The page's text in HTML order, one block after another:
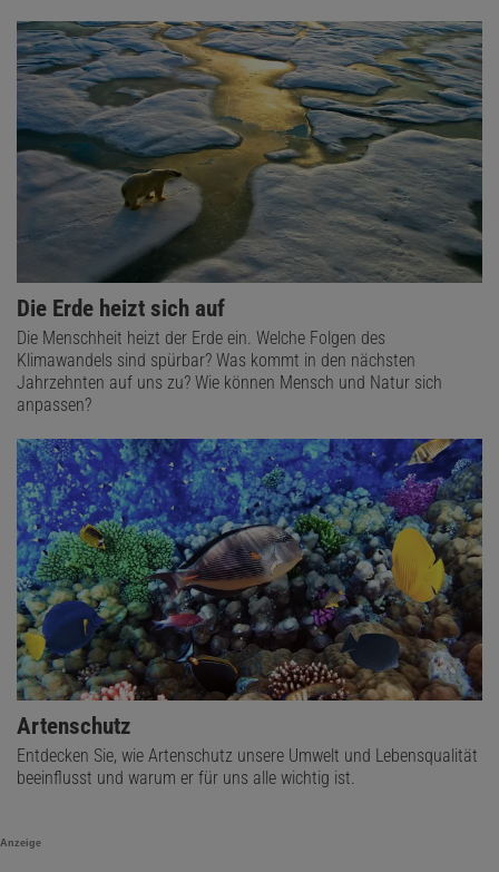
Die Erde heizt sich auf
Die Menschheit heizt der Erde ein. Welche Folgen des
Klimawandels sind spürbar? Was kommt in den nächsten
Jahrzehnten auf uns zu? Wie können Mensch und Natur sich
anpassen?
Artenschutz
Entdecken Sie, wie Artenschutz unsere Umwelt und Lebensqualität
beeinflusst und warum er für uns alle wichtig ist.
Anzeige